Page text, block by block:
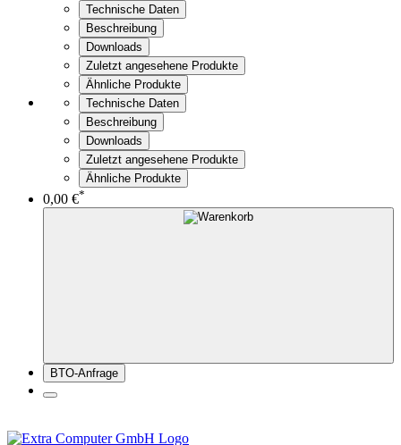
Technische Daten
Beschreibung
Downloads
Zuletzt angesehene Produkte
Ähnliche Produkte
Technische Daten
Beschreibung
Downloads
Zuletzt angesehene Produkte
Ähnliche Produkte
0,00 €*
BTO-Anfrage